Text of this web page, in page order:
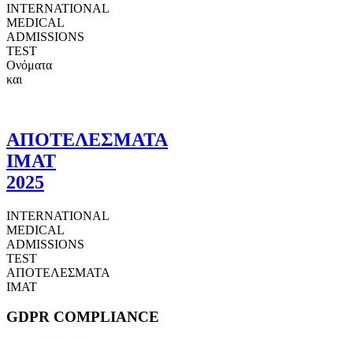
INTERNATIONAL
MEDICAL
ADMISSIONS
TEST
Ονόματα
και
ΑΠΟΤΕΛΕΣΜΑΤΑ
ΙΜΑΤ
2025
INTERNATIONAL
MEDICAL
ADMISSIONS
TEST
ΑΠΟΤΕΛΕΣΜΑΤΑ
ΙΜΑΤ
GDPR COMPLIANCE